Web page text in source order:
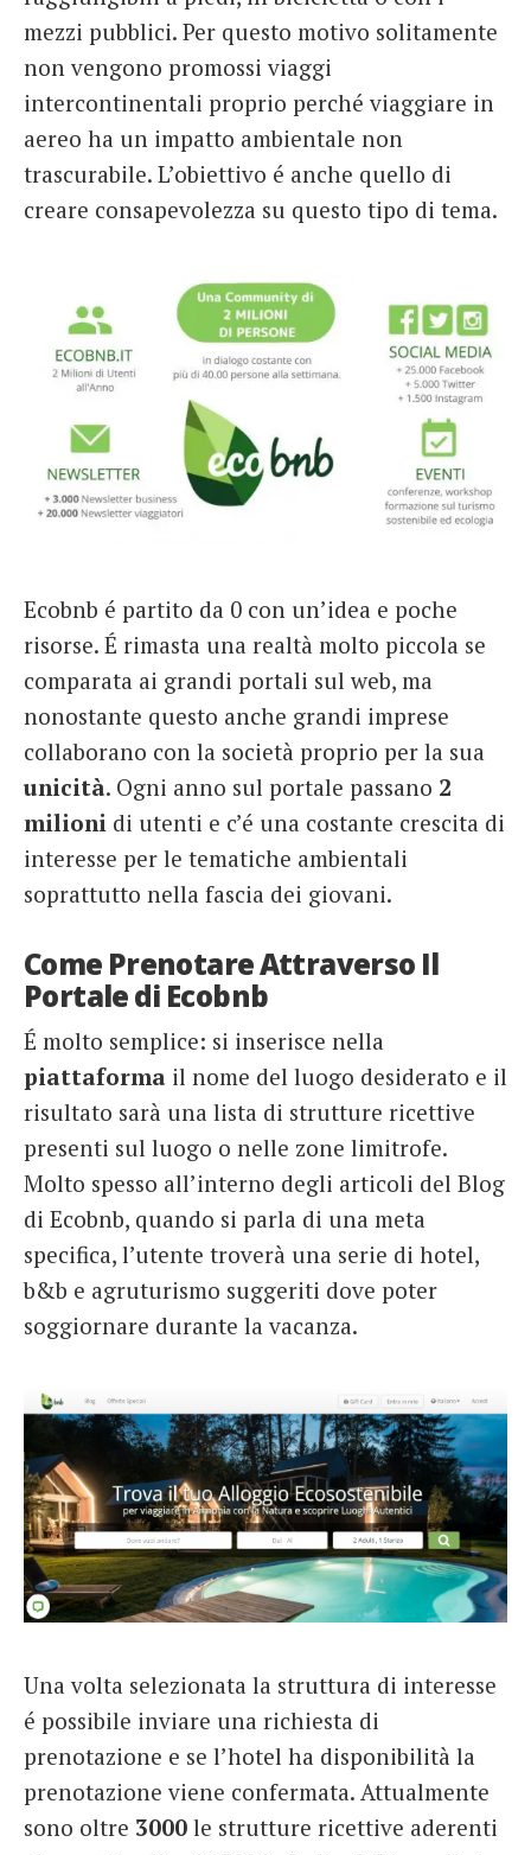
mezzi pubblici. Per questo motivo solitamente
non vengono promossi viaggi
intercontinentali proprio perché viaggiare in
aereo ha un impatto ambientale non
trascurabile. L’obiettivo é anche quello di
creare consapevolezza su questo tipo di tema.
Ecobnb é partito da 0 con un’idea e poche
risorse. É rimasta una realtà molto piccola se
comparata ai grandi portali sul web, ma
nonostante questo anche grandi imprese
collaborano con la società proprio per la sua
unicità. Ogni anno sul portale passano 2
milioni di utenti e c’é una costante crescita di
interesse per le tematiche ambientali
soprattutto nella fascia dei giovani.
Come Prenotare Attraverso Il
Portale di Ecobnb
É molto semplice: si inserisce nella
piattaforma il nome del luogo desiderato e il
risultato sarà una lista di strutture ricettive
presenti sul luogo o nelle zone limitrofe.
Molto spesso all’interno degli articoli del Blog
di Ecobnb, quando si parla di una meta
specifica, l’utente troverà una serie di hotel,
b&b e agruturismo suggeriti dove poter
soggiornare durante la vacanza.
Una volta selezionata la struttura di interesse
é possibile inviare una richiesta di
prenotazione e se l’hotel ha disponibilità la
prenotazione viene confermata. Attualmente
sono oltre 3000 le strutture ricettive aderenti